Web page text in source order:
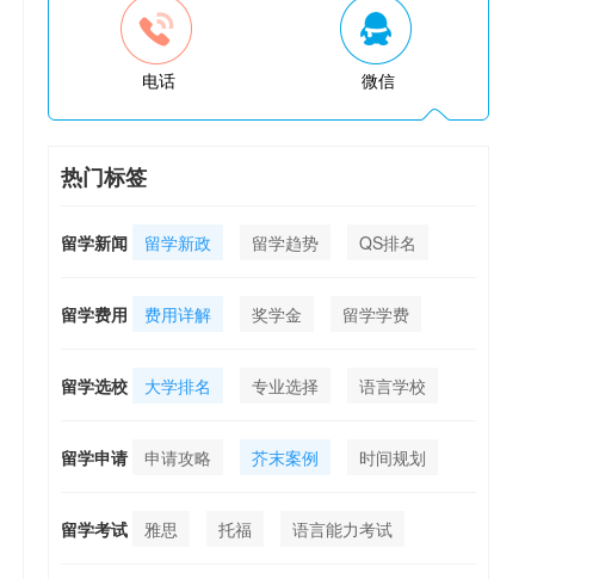
电话 微信
热门标签
留学新闻 留学新政 留学趋势 QS排名
留学费用 费用详解 奖学金 留学学费
留学选校 大学排名 专业选择 语言学校
留学申请 申请攻略 芥末案例 时间规划
留学考试 雅思 托福 语言能力考试